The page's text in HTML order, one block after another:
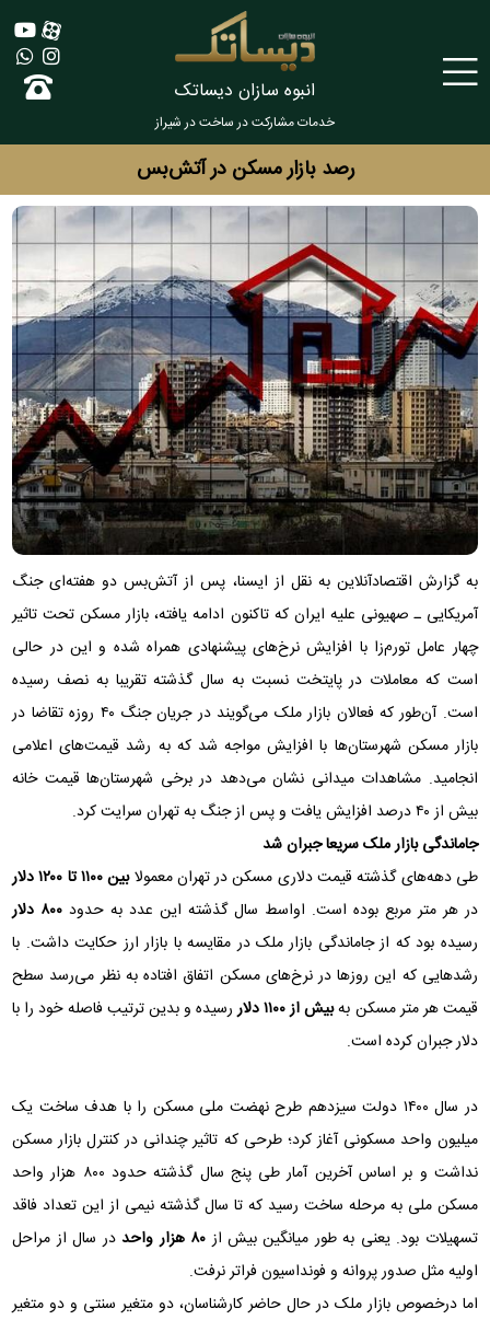
انبوه سازان دیساتک
خدمات مشارکت در ساخت در شیراز
رصد بازار مسکن در آتش‌بس
به گزارش اقتصادآنلاین به نقل از ایسنا، پس از آتش‌بس دو هفته‌ای جنگ
آمریکایی ـ صهیونی علیه ایران که تاکنون ادامه یافته، بازار مسکن تحت تاثیر
چهار عامل تورم‌زا با افزایش نرخ‌های پیشنهادی همراه شده و این در حالی
است که معاملات در پایتخت نسبت به سال گذشته تقریبا به نصف رسیده
است. آن‌طور که فعالان بازار ملک می‌گویند در جریان جنگ ۴۰ روزه تقاضا در
بازار مسکن شهرستان‌ها با افزایش مواجه شد که به رشد قیمت‌های اعلامی
انجامید. مشاهدات میدانی نشان می‌دهد در برخی شهرستان‌ها قیمت خانه
بیش از ۴۰ درصد افزایش یافت و پس از جنگ به تهران سرایت کرد.
جاماندگی بازار ملک سریعا جبران شد
طی دهه‌های گذشته قیمت دلاری مسکن در تهران معمولابین ۱۱۰۰ تا ۱۲۰۰ دلار
در هر متر مربع بوده است. اواسط سال گذشته این عدد به حدود۸۰۰ دلار
رسیده بود که از جاماندگی بازار ملک در مقایسه با بازار ارز حکایت داشت. با
رشدهایی که این روزها در نرخ‌های مسکن اتفاق افتاده به نظر می‌رسد سطح
قیمت هر متر مسکن بهبیش از ۱۱۰۰ دلار
رسیده و بدین ترتیب فاصله خود را با
دلار جبران کرده است.
در سال ۱۴۰۰ دولت سیزدهم طرح نهضت ملی مسکن را با هدف ساخت یک
میلیون واحد مسکونی آغاز کرد؛ طرحی که تاثیر چندانی در کنترل بازار مسکن
نداشت و بر اساس آخرین آمار طی پنج سال گذشته حدود ۸۰۰ هزار واحد
مسکن ملی به مرحله ساخت رسید که تا سال گذشته نیمی از این تعداد فاقد
تسهیلات بود. یعنی به طور میانگین بیش از ۸۰ هزار واحد
در سال از مراحل
اولیه مثل صدور پروانه و فونداسیون فراتر نرفت.
اما درخصوص بازار ملک در حال حاضر کارشناسان، دو متغیر سنتی و دو متغیر